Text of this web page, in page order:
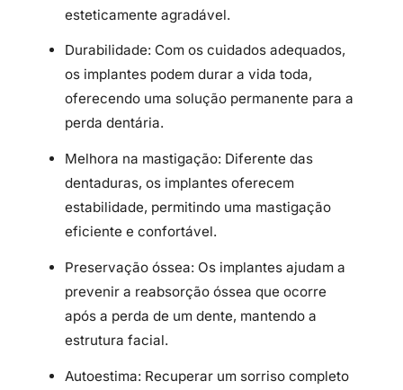
esteticamente agradável.
Durabilidade: Com os cuidados adequados,
os implantes podem durar a vida toda,
oferecendo uma solução permanente para a
perda dentária.
Melhora na mastigação: Diferente das
dentaduras, os implantes oferecem
estabilidade, permitindo uma mastigação
eficiente e confortável.
Preservação óssea: Os implantes ajudam a
prevenir a reabsorção óssea que ocorre
após a perda de um dente, mantendo a
estrutura facial.
Autoestima: Recuperar um sorriso completo